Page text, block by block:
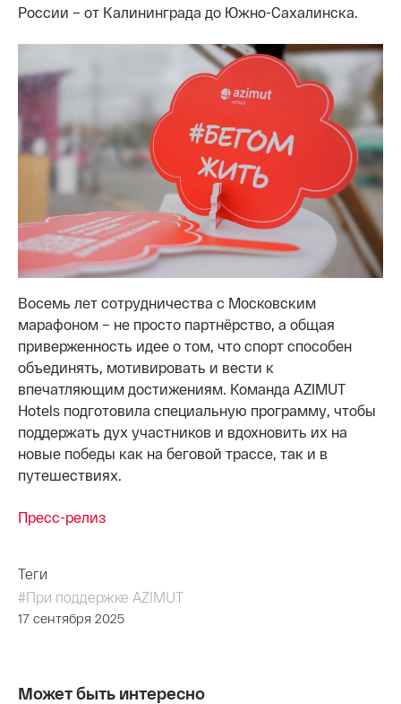
России – от Калининграда до Южно-Сахалинска.
Восемь лет сотрудничества с Московским
марафоном – не просто партнёрство, а общая
приверженность идее о том, что спорт способен
объединять, мотивировать и вести к
впечатляющим достижениям. Команда AZIMUT
Hotels подготовила специальную программу, чтобы
поддержать дух участников и вдохновить их на
новые победы как на беговой трассе, так и в
путешествиях.
Пресс-релиз
Теги
#При поддержке AZIMUT
17 сентября 2025
Может быть интересно